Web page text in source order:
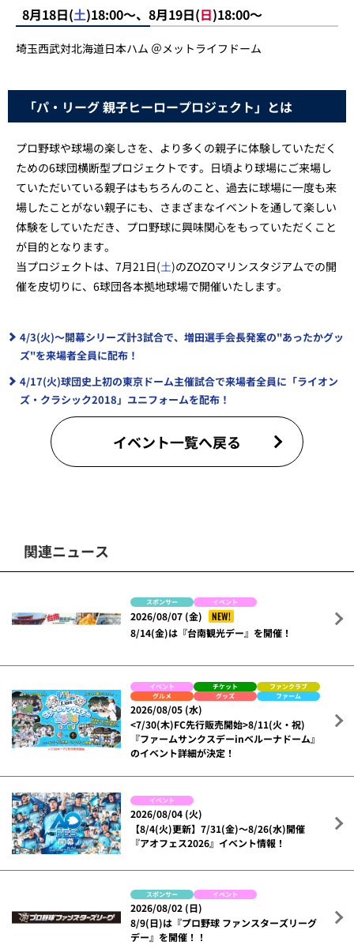
8月18日(土)18:00～、8月19日(日)18:00～
埼玉西武対北海道日本ハム ＠メットライフドーム
「パ・リーグ 親子ヒーロープロジェクト」とは
プロ野球や球場の楽しさを、より多くの親子に体験していただく
ための6球団横断型プロジェクトです。日頃より球場にご来場し
ていただいている親子はもちろんのこと、過去に球場に一度も来
場したことがない親子にも、さまざまなイベントを通して楽しい
体験をしていただき、プロ野球に興味関心をもっていただくこと
が目的となります。
当プロジェクトは、7月21日(土)のZOZOマリンスタジアムでの開
催を皮切りに、6球団各本拠地球場で開催いたします。
4/3(火)～開幕シリーズ計3試合で、増田選手会長発案の"あったかグッ
ズ"を来場者全員に配布！
4/17(火)球団史上初の東京ドーム主催試合で来場者全員に「ライオン
ズ・クラシック2018」ユニフォームを配布！
イベント一覧へ戻る
関連ニュース
スポンサー イベント
2026/08/07 (金)
NEW!
8/14(金)は『台南観光デー』を開催！
イベント チケット
ファンクラブ
グルメ
グッズ ファーム
2026/08/05 (水)
<7/30(木)FC先行販売開始>8/11(火・祝)
『ファームサンクスデーinベルーナドーム』
のイベント詳細が決定！
イベント
2026/08/04 (火)
【8/4(火)更新】7/31(金)～8/26(水)開催
『アオフェス2026』イベント情報！
スポンサー イベント
2026/08/02 (日)
8/9(日)は『プロ野球 ファンスターズリーグ
デー』を開催！！